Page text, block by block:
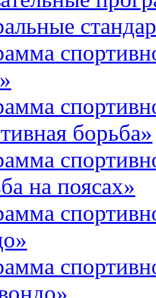
борьба»
на поясах»